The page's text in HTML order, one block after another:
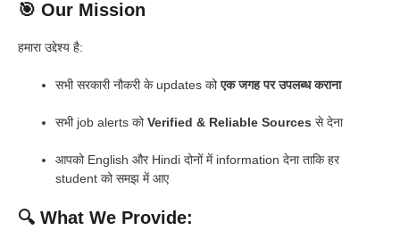
🎯 Our Mission
हमारा उद्देश्य है:
सभी सरकारी नौकरी के updates कोएक जगह पर उपलब्ध कराना
सभी job alerts कोVerified & Reliable Sources से देना
आपको English और Hindi दोनों में information देना ताकि हर
student को समझ में आए
🔍 What We Provide: